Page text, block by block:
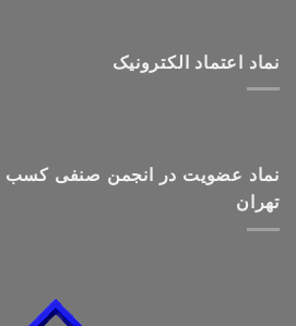
نماد اعتماد الکترونیک
نماد عضویت در انجمن صنفی کسب و
تهران